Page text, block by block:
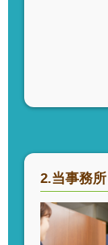
2.当事務